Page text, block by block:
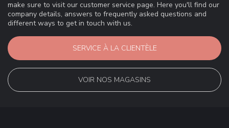
make sure to visit our customer service page. Here you'll find our
company details, answers to frequently asked questions and
different ways to get in touch with us.
SERVICE À LA CLIENTÈLE
VOIR NOS MAGASINS